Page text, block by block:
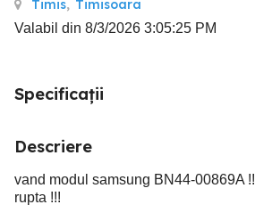
Timis, Timisoara
Valabil din 8/3/2026 3:05:25 PM
Specificații
Descriere
vand modul samsung BN44-00869A
rupta !!!